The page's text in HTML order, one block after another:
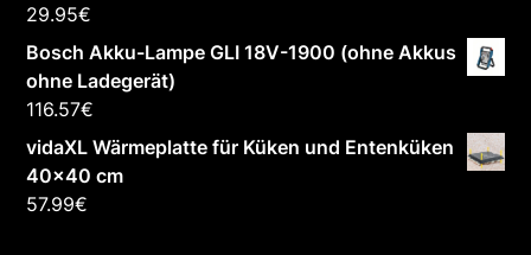
29.95€
Bosch Akku-Lampe GLI 18V-1900 (ohne Akkus
ohne Ladegerät)
116.57€
vidaXL Wärmeplatte für Küken und Entenküken
40x40 cm
57.99€